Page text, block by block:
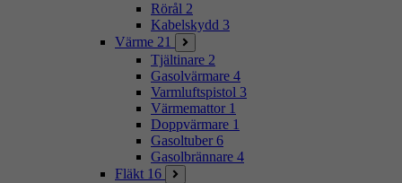
Rörål 2
Kabelskydd 3
Värme 21
Tjältinare 2
Gasolvärmare 4
Varmluftspistol 3
Värmemattor 1
Doppvärmare 1
Gasoltuber 6
Gasolbrännare 4
Fläkt 16